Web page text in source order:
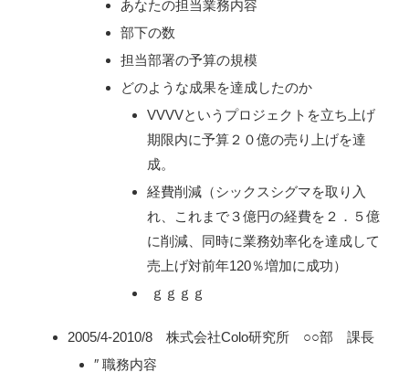
あなたの担当業務内容
部下の数
担当部署の予算の規模
どのような成果を達成したのか
VVVVというプロジェクトを立ち上げ
期限内に予算２０億の売り上げを達
成。
経費削減（シックスシグマを取り入
れ、これまで３億円の経費を２．５億
に削減、同時に業務効率化を達成して
売上げ対前年120％増加に成功）
ｇｇｇｇ
2005/4-2010/8 株式会社Colo研究所 ○○部 課長
″ 職務内容